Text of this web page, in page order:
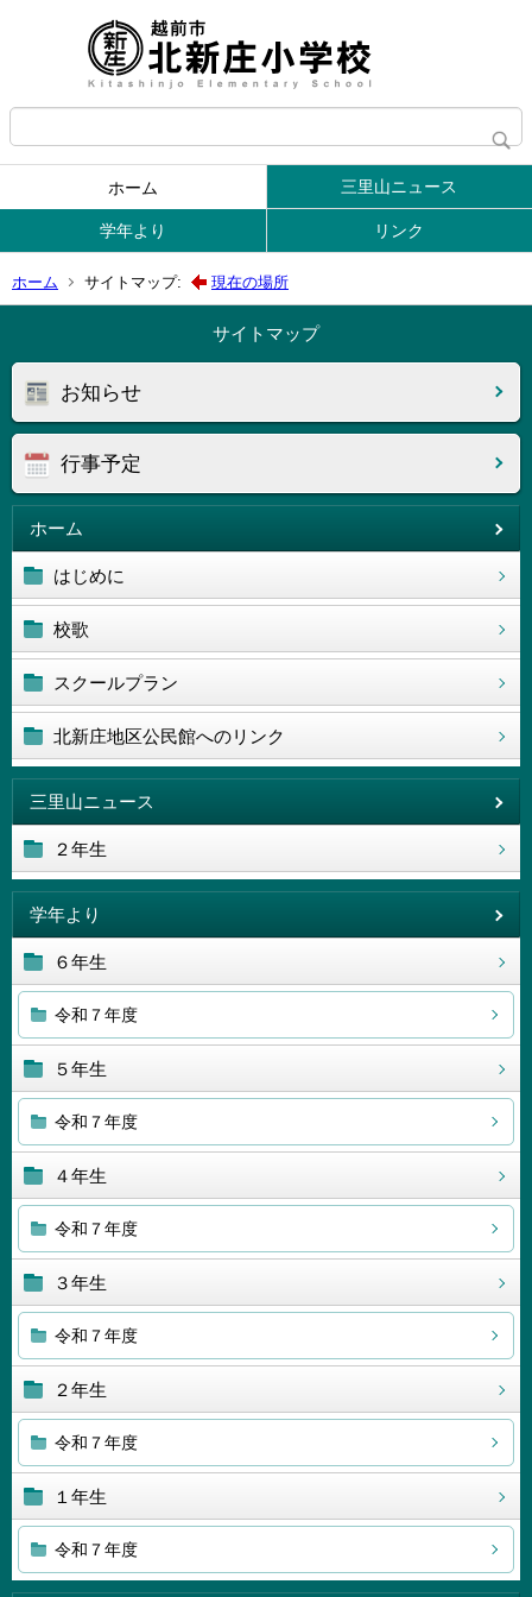
ホーム 三里山ニュース
学年より リンク
ホーム サイトマップ: 現在の場所
サイトマップ
お知らせ
行事予定
ホーム
はじめに
校歌
スクールプラン
北新庄地区公民館へのリンク
三里山ニュース
２年生
学年より
６年生
令和７年度
５年生
令和７年度
４年生
令和７年度
３年生
令和７年度
２年生
令和７年度
１年生
令和７年度